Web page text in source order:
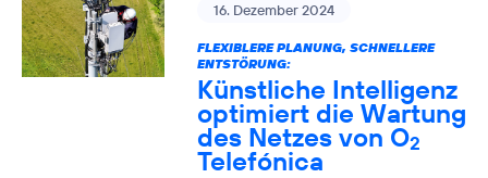
16. Dezember 2024
FLEXIBLERE PLANUNG, SCHNELLERE
ENTSTÖRUNG:
Künstliche Intelligenz
optimiert die Wartung
des Netzes von O2
Telefónica